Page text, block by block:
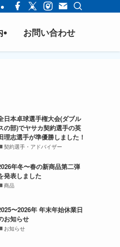
お問い合わせ
日本卓球選手権大会(ダブル
の部)でヤサカ契約選手の英
理志選手が準優勝しました！
契約選手・アドバイザー
年冬〜春の新商品第二弾
発表しました
商品
〜2026年 年末年始休業日
お知らせ
お知らせ